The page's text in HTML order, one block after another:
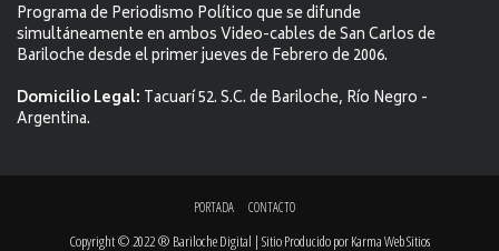
Programa de Periodismo Político que se difunde
simultáneamente en ambos Video-cables de San Carlos de
Bariloche desde el primer jueves de Febrero de 2006.
Domicilio Legal: Tacuarí 52. S.C. de Bariloche, Río Negro -
Argentina.
PORTADA CONTACTO
Copyright © 2022 ® Bariloche Digital | Sitio Producido porKarma Web Sitios